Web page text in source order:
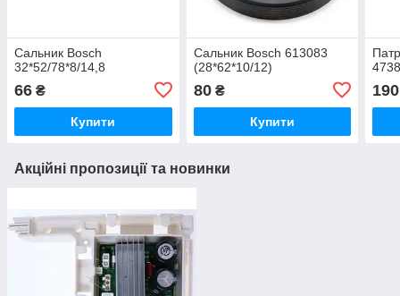
Сальник Bosch
32*52/78*8/14,8
66 ₴
Купити
Сальник Bosch 613083
(28*62*10/12)
80₴
Купити
190
Акційні пропозиції та новинки